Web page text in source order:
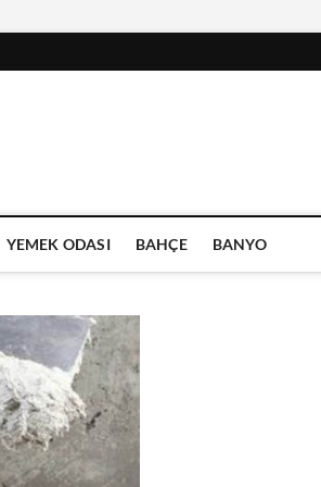
YEMEK ODASI BAHÇE BANYO